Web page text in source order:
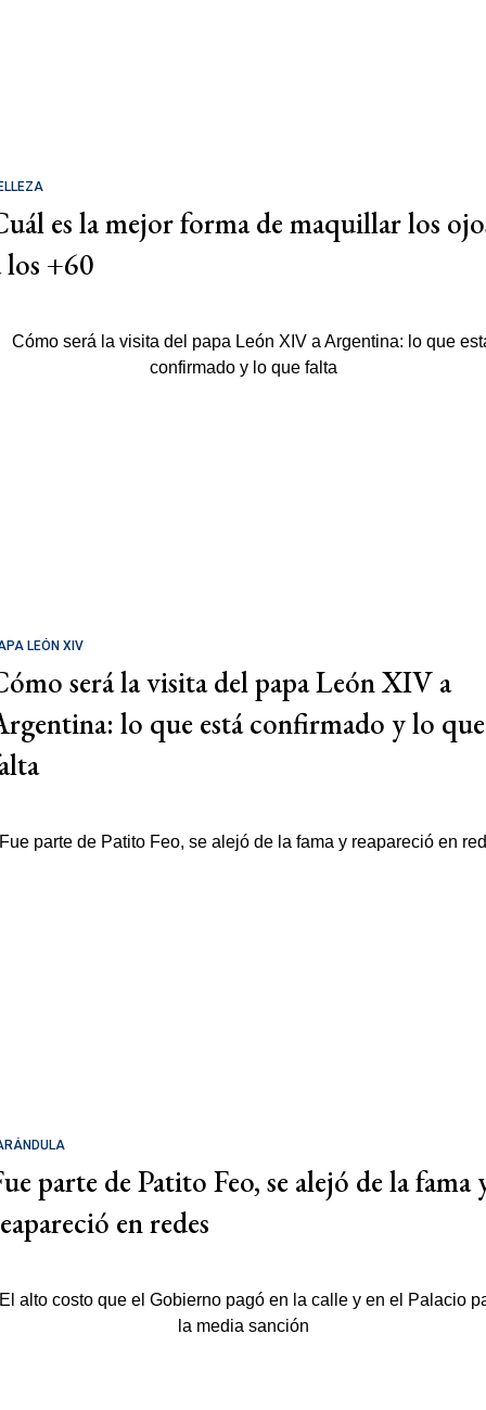
es la mejor forma de maquillar los
los +60
LEÓN XIV
será la visita del papa León XIV a
lo que está confirmado y lo que
parte de Patito Feo, se alejó de la fama
en redes